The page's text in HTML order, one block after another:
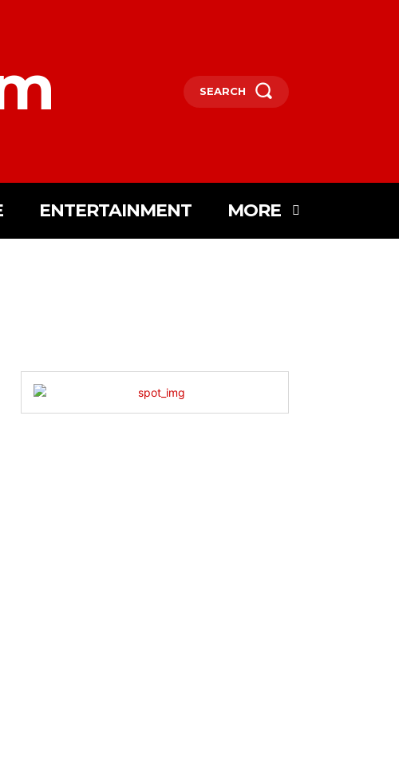
SEARCH
ENTERTAINMENT MORE